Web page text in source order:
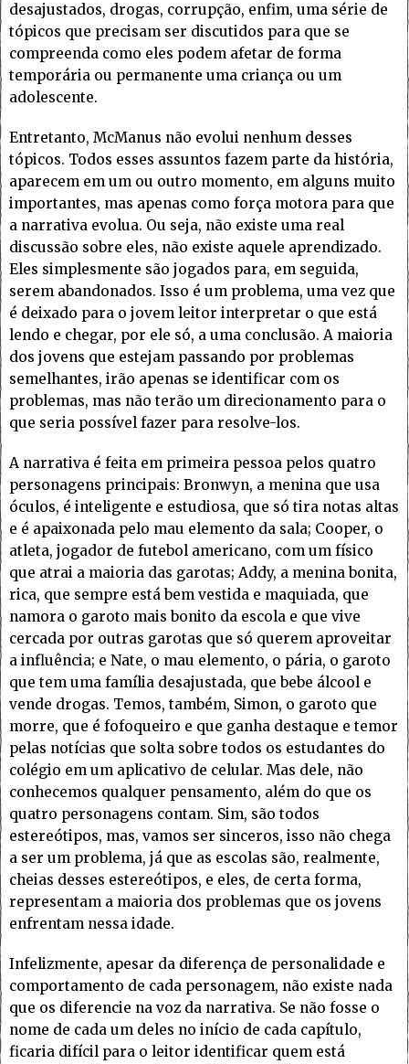
desajustados, drogas, corrupção, enfim, uma série de
tópicos que precisam ser discutidos para que se
compreenda como eles podem afetar de forma
temporária ou permanente uma criança ou um
adolescente.
Entretanto, McManus não evolui nenhum desses
tópicos. Todos esses assuntos fazem parte da história,
aparecem em um ou outro momento, em alguns muito
importantes, mas apenas como força motora para que
a narrativa evolua. Ou seja, não existe uma real
discussão sobre eles, não existe aquele aprendizado.
Eles simplesmente são jogados para, em seguida,
serem abandonados. Isso é um problema, uma vez que
é deixado para o jovem leitor interpretar o que está
lendo e chegar, por ele só, a uma conclusão. A maioria
dos jovens que estejam passando por problemas
semelhantes, irão apenas se identificar com os
problemas, mas não terão um direcionamento para o
que seria possível fazer para resolve-los.
A narrativa é feita em primeira pessoa pelos quatro
personagens principais: Bronwyn, a menina que usa
óculos, é inteligente e estudiosa, que só tira notas altas
e é apaixonada pelo mau elemento da sala; Cooper, o
atleta, jogador de futebol americano, com um físico
que atrai a maioria das garotas; Addy, a menina bonita,
rica, que sempre está bem vestida e maquiada, que
namora o garoto mais bonito da escola e que vive
cercada por outras garotas que só querem aproveitar
a influência; e Nate, o mau elemento, o pária, o garoto
que tem uma família desajustada, que bebe álcool e
vende drogas. Temos, também, Simon, o garoto que
morre, que é fofoqueiro e que ganha destaque e temor
pelas notícias que solta sobre todos os estudantes do
colégio em um aplicativo de celular. Mas dele, não
conhecemos qualquer pensamento, além do que os
quatro personagens contam. Sim, são todos
estereótipos, mas, vamos ser sinceros, isso não chega
a ser um problema, já que as escolas são, realmente,
cheias desses estereótipos, e eles, de certa forma,
representam a maioria dos problemas que os jovens
enfrentam nessa idade.
Infelizmente, apesar da diferença de personalidade e
comportamento de cada personagem, não existe nada
que os diferencie na voz da narrativa. Se não fosse o
nome de cada um deles no início de cada capítulo,
ficaria difícil para o leitor identificar quem está